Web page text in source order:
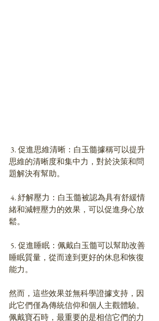
思維的清晰度和集中力，對於決策和問
題解決有幫助。
緒和減輕壓力的效果，可以促進身心放
鬆。
睡眠質量，從而達到更好的休息和恢復
能力。
然而，這些效果並無科學證據支持，因
此它們僅為傳統信仰和個人主觀體驗。
佩戴寶石時，最重要的是相信它們的力